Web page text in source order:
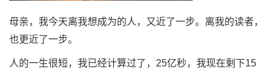
母亲，我今天离我想成为的人，又近了一步。离我的读者，
也更近了一步。
人的一生很短，我已经计算过了，25亿秒，我现在剩下15